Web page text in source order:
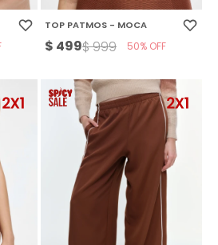
TOP PATMOS - MOCA
$ 499$999 50